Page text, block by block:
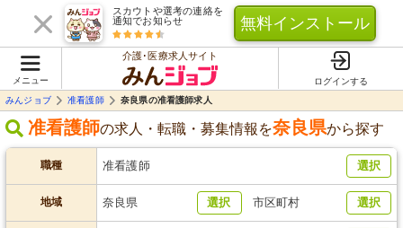
スカウトや選考の連絡を
通知でお知らせ
無料インストール
メニュー
介護･医療求人サイト
ログインする
みんジョブ
准看護師 奈良県の准看護師求人
准看護師の求人・転職・募集情報を奈良県から探す
職種 准看護師 選択
地域 奈良県 選択 市区町村 選択